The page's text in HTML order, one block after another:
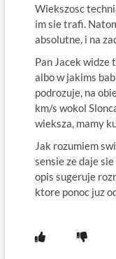
Wiekszosc
im sie trafi.
absolutne, i na
Pan Jacek widze
albo w jakims
podrozuje, na
km/s wokol
wieksza, mamy
Jak rozumiem
sensie ze daje
opis sugeruje
ktore ponoc juz